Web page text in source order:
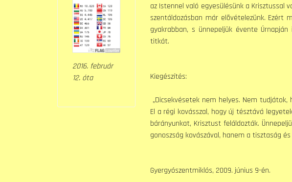
2016. február
12. óta
az Istennel való egyesülésünk a
szentáldozásban már elõvételezünk. Ezért
gyakrabban, s ünnepeljük évente
titkát.
Kiegészítés:
„Dicsekvésetek nem helyes. Nem
El a régi kovásszal, hogy új tésztává
bárányunkat, Krisztust feláldozták.
gonoszság kovászával, hanem a tisztaság
Gyergyószentmiklós, 2009. június 9-én.